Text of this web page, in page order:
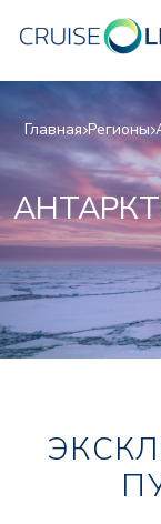
Главная Регионы